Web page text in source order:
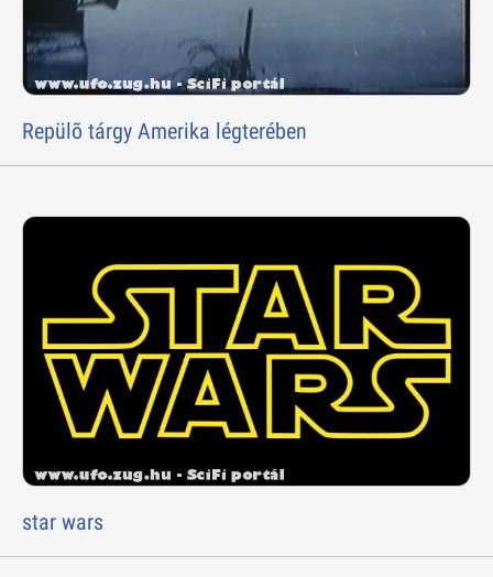
Repülõ tárgy Amerika légterében
star wars